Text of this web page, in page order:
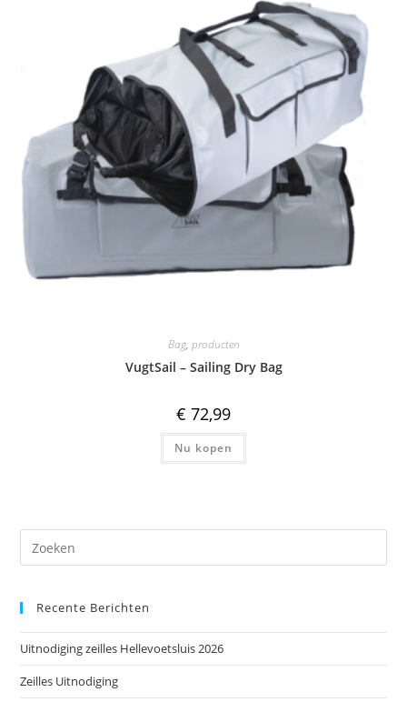
Bag, producten
VugtSail – Sailing Dry Bag
€ 72,99
Nu kopen
op
Recente Berichten
Uitnodiging zeilles Hellevoetsluis 2026
Zeilles Uitnodiging